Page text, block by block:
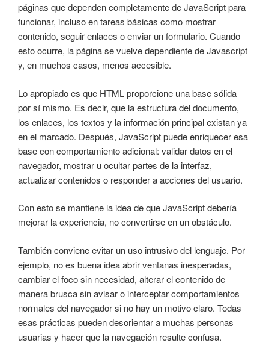
páginas que dependen completamente de JavaScript para
funcionar, incluso en tareas básicas como mostrar
contenido, seguir enlaces o enviar un formulario. Cuando
esto ocurre, la página se vuelve dependiente de Javascript
y, en muchos casos, menos accesible.
Lo apropiado es que HTML proporcione una base sólida
por sí mismo. Es decir, que la estructura del documento,
los enlaces, los textos y la información principal existan ya
en el marcado. Después, JavaScript puede enriquecer esa
base con comportamiento adicional: validar datos en el
navegador, mostrar u ocultar partes de la interfaz,
actualizar contenidos o responder a acciones del usuario.
Con esto se mantiene la idea de que JavaScript debería
mejorar la experiencia, no convertirse en un obstáculo.
También conviene evitar un uso intrusivo del lenguaje. Por
ejemplo, no es buena idea abrir ventanas inesperadas,
cambiar el foco sin necesidad, alterar el contenido de
manera brusca sin avisar o interceptar comportamientos
normales del navegador si no hay un motivo claro. Todas
esas prácticas pueden desorientar a muchas personas
usuarias y hacer que la navegación resulte confusa.